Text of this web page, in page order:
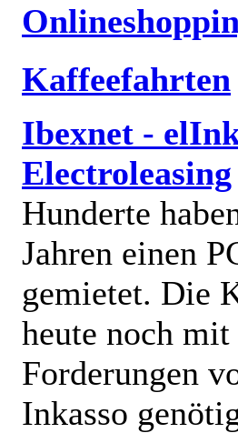
Kaffeefahrten
Ibexnet -
Electroleasing
Hunderte
Jahren einen
gemietet. Die
heute noch
Forderungen
Inkasso